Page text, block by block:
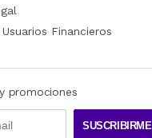
Financieros
promociones
SUSCRIBIRME